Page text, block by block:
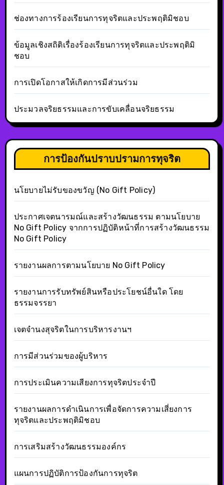
ช่องทางการร้องเรียนการทุจริตและประพฤติมิชอบ
ข้อมูลเชิงสถิติเรื่องร้องเรียนการทุจริตและประพฤติมิ
ชอบ
การเปิดโอกาสให้เกิดการมีส่วนร่วม
ประมวลจริยธรรมและการขับเคลื่อนจริยธรรม
การป้องกันปราบปรามการทุจริต
นโยบายไม่รับของขวัญ (No Gift Policy)
ประกาศเจตนารมณ์และสร้างวัฒนธรรม ตามนโยบาย
No Gift Policy จากการปฏิบัติหน้าที่การสร้างวัฒนธรรม
No Gift Policy
รายงานผลการตามนโยบาย No Gift Policy
รายงานการรับทรัพย์สินหรือประโยชน์อื่นใด โดย
ธรรมจรรยา
เจตจำนงสุจริตในการบริหารงานฯ
การมีส่วนร่วมของผู้บริหาร
การประเมินความเสียงการทุจริตประจำปี
รายงานผลการดำเนินการเพื่อจัดการความเสี่ยงการ
ทุจริตและประพฤติมิชอบ
การเสริมสร้างวัฒนธรรมองค์กร
แผนการปฏิบัติการป้องกันการทุจริต